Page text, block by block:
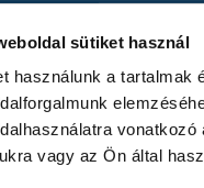
sütiket használ
használunk a tartalmak
vagy az Ön által
Strabag, Rezonátor Kft.
konzorcium
szokatlan az üzleti
hogy a hivatalos
jogi és gazdasági